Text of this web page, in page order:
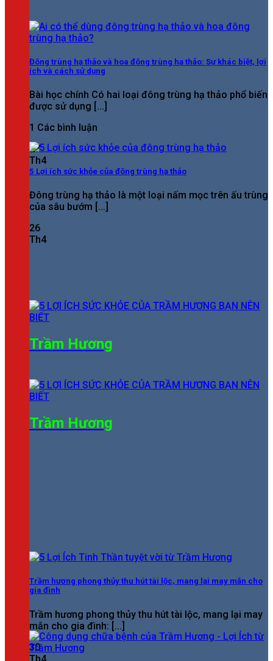
Đông trùng hạ thảo và hoa đông trùng hạ thảo: Sự khác biệt, lợi
ích và cách sử dụng
Bài học chính Có hai loại đông trùng hạ thảo phổ biến
được sử dụng [...]
1 Các bình luận
27
Th4
Trầm Hương
Trầm hương phong thủy thu hút tài lộc, mang lại may mắn cho
gia đình
Trầm hương phong thủy thu hút tài lộc, mang lại may
mắn cho gia đình: [...]
30
Th4
5 Lợi ích sức khỏe của đông trùng hạ thảo
Đông trùng hạ thảo là một loại nấm mọc trên ấu trùng
của sâu bướm [...]
26
Th4
Trầm Hương